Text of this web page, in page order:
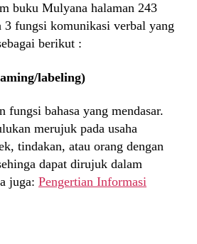
buku Mulyana halaman 243
3 fungsi komunikasi verbal yang
berikut :
labeling)
fungsi bahasa yang mendasar.
merujuk pada usaha
tindakan, atau orang dengan
dapat dirujuk dalam
juga: Pengertian Informasi